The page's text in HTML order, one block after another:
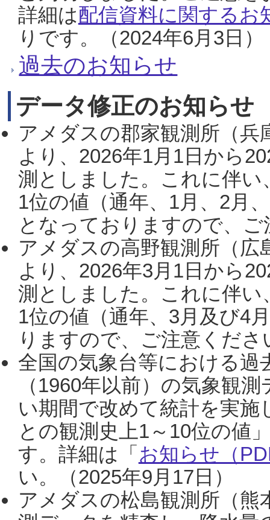
詳細は配信資料に関するお
りです。（2024年6月3日）
過去のお知らせ
データ修正のお知らせ
アメダスの郡家観測所（
より、2026年1月1日から
測としました。これに伴い
1位の値（通年、1月、2月
となっておりますので、
アメダスの高野観測所（
より、2026年3月1日から
測としました。これに伴い
1位の値（通年、3月及び4
りますので、ご注意くだ
全国の気象台等における過
（1960年以前）の気象観
い期間で改めて統計を実
との観測史上1～10位の値
す。詳細は「 お知らせ（
い。（2025年9月17日）
アメダスの松島観測所（熊